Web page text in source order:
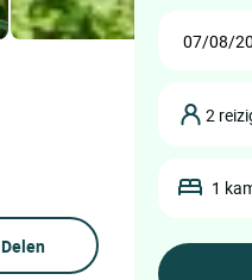
Delen
2
1